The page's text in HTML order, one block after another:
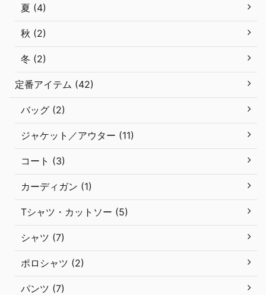
夏 (4)
秋 (2)
冬 (2)
定番アイテム (42)
バッグ (2)
ジャケット／アウター (11)
コート (3)
カーディガン (1)
Tシャツ・カットソー (5)
シャツ (7)
ポロシャツ (2)
パンツ (7)